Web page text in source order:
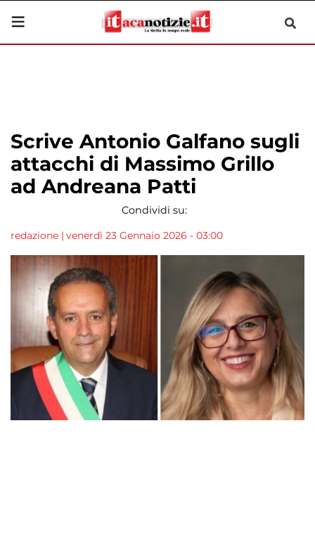
Scrive Antonio Galfano sugli
attacchi di Massimo Grillo
ad Andreana Patti
Condividi su:
redazione | venerdì 23 Gennaio 2026 - 03:00